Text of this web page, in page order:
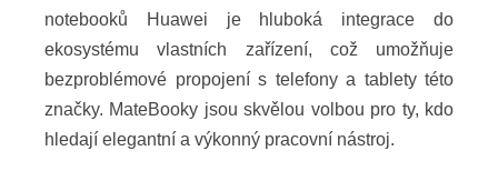
notebooků Huawei je hluboká integrace do
ekosystému vlastních zařízení, což umožňuje
bezproblémové propojení s telefony a tablety této
značky. MateBooky jsou skvělou volbou pro ty, kdo
hledají elegantní a výkonný pracovní nástroj.